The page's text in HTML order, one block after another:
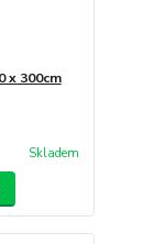
x 300cm
Skladem